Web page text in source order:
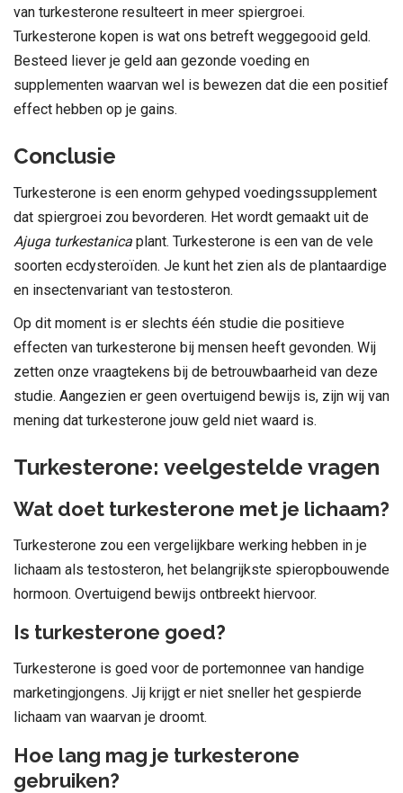
van turkesterone resulteert in meer spiergroei.
Turkesterone kopen is wat ons betreft weggegooid geld.
Besteed liever je geld aan gezonde voeding en
supplementen waarvan wel is bewezen dat die een positief
effect hebben op je gains.
Conclusie
Turkesterone is een enorm gehyped voedingssupplement
dat spiergroei zou bevorderen. Het wordt gemaakt uit de
Ajuga turkestanica plant. Turkesterone is een van de vele
soorten ecdysteroïden. Je kunt het zien als de plantaardige
en insectenvariant van testosteron.
Op dit moment is er slechts één studie die positieve
effecten van turkesterone bij mensen heeft gevonden. Wij
zetten onze vraagtekens bij de betrouwbaarheid van deze
studie. Aangezien er geen overtuigend bewijs is, zijn wij van
mening dat turkesterone jouw geld niet waard is.
Turkesterone: veelgestelde vragen
Wat doet turkesterone met je lichaam?
Turkesterone zou een vergelijkbare werking hebben in je
lichaam als testosteron, het belangrijkste spieropbouwende
hormoon. Overtuigend bewijs ontbreekt hiervoor.
Is turkesterone goed?
Turkesterone is goed voor de portemonnee van handige
marketingjongens. Jij krijgt er niet sneller het gespierde
lichaam van waarvan je droomt.
Hoe lang mag je turkesterone
gebruiken?